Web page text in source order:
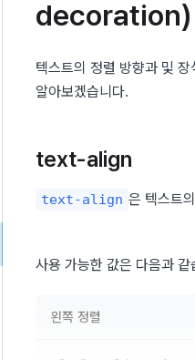
decoration)
텍스트의 정렬 방향과 및
알아보겠습니다.
text-align
text-align 은 텍스트의
사용 가능한 값은 다음과 같
왼쪽 정렬